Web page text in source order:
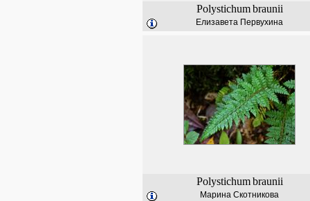
Polystichum braunii
Елизавета Первухина
Polystichum braunii
Марина Скотникова